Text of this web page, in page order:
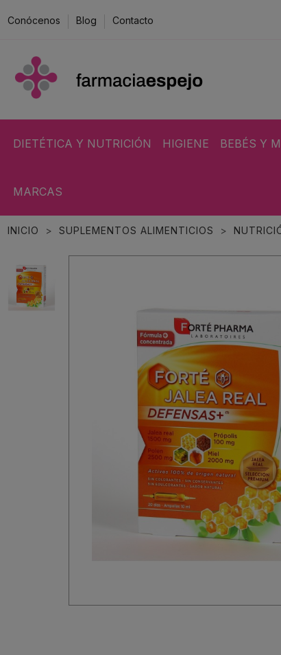
Conócenos Blog Contacto
DIETÉTICA Y NUTRICIÓN HIGIENE BEBÉS Y
MARCAS
INICIO SUPLEMENTOS ALIMENTICIOS